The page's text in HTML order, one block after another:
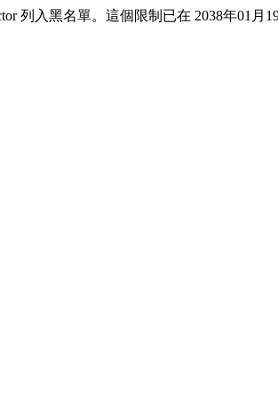
列入黑名單。這個限制已在 2038年01月